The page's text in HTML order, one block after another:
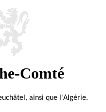
Comté
ainsi que l'Algérie.